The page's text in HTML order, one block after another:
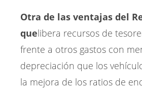
Otra de las ventajas del
quelibera recursos de
frente a otros gastos con
depreciación que los
la mejora de los ratios de